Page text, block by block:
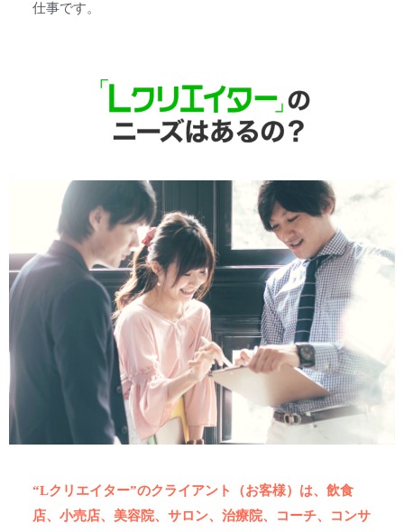
仕事です。
“Lクリエイター”のクライアント（お客様）は、飲食
店、小売店、美容院、サロン、治療院、コーチ、コンサ